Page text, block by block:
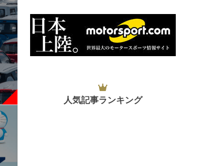
人気記事ランキング